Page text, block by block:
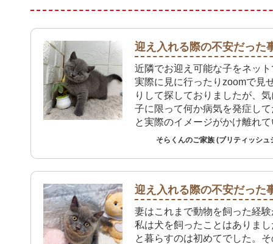
迎え入れる際の不安だった
近隣でお迎え可能な子をネッ
実際に見に行ったりzoomで見
りして探しておりましたが、
子に限って何か病気を発症し
と実際のイメージがかけ離れ
ました。そこで検索範囲を広
店では病気を発症してないこ
十分に確認でき不安なくお迎
た。
そらくんのご家族 (ブリティッシュ
迎え入れる際の不安だった
妻はこれまで動物を飼った経
私は犬を飼ったことはありま
と暮らすのは初めてでした。